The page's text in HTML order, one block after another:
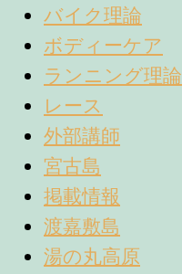
バイク理論
ボディーケア
ランニング理論
レース
外部講師
宮古島
掲載情報
渡嘉敷島
湯の丸高原